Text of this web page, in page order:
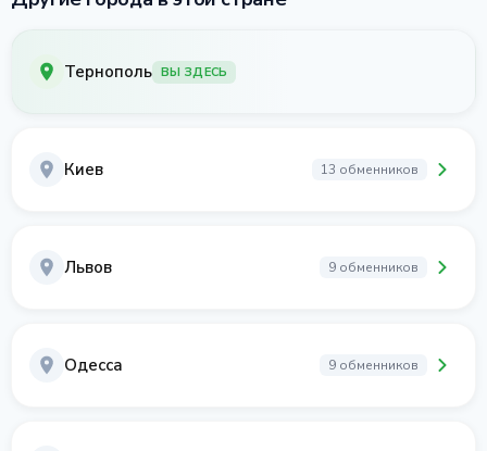
Тернополь ВЫ ЗДЕСЬ
Киев 13 обменников
Львов 9 обменников
Одесса 9 обменников